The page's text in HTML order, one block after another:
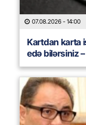
07.08.2026 - 14:00
Kartdan karta
edə bilərsiniz –